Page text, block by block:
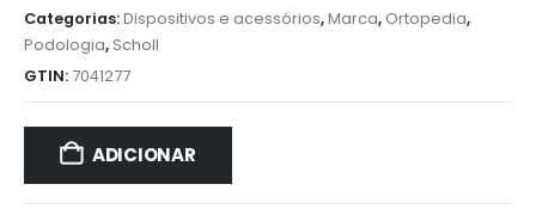
Categorias:Dispositivos e acessórios,Marca, Ortopedia,
Podologia, Scholl
GTIN: 7041277
ADICIONAR